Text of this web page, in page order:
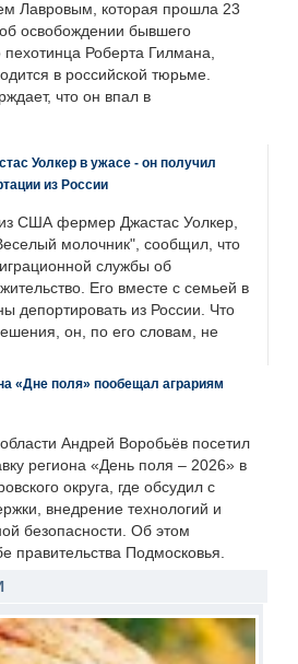
Лавровым, которая прошла 23
освобождении бывшего
пехотинца Роберта Гилмана,
в российской тюрьме.
что он впал в
Уолкер в ужасе - он получил
из России
США фермер Джастас Уолкер,
молочник", сообщил, что
службы об
Его вместе с семьей в
депортировать из России. Что
он, по его словам, не
«Дне поля» пообещал аграриям
Андрей Воробьёв посетил
региона «День поля – 2026» в
округа, где обсудил с
внедрение технологий и
безопасности. Об этом
правительства Подмосковья.